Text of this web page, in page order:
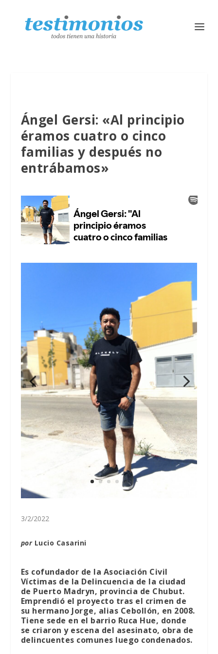
Ángel Gersi: «Al principio
éramos cuatro o cinco
familias y después no
entrábamos»
3/2/2022
por Lucio Casarini
Es cofundador de la Asociación Civil
Víctimas de la Delincuencia de la ciudad
de Puerto Madryn, provincia de Chubut.
Emprendió el proyecto tras el crimen de
su hermano Jorge, alias Cebollón, en 2008.
Tiene sede en el barrio Ruca Hue, donde
se criaron y escena del asesinato, obra de
delincuentes comunes luego condenados.